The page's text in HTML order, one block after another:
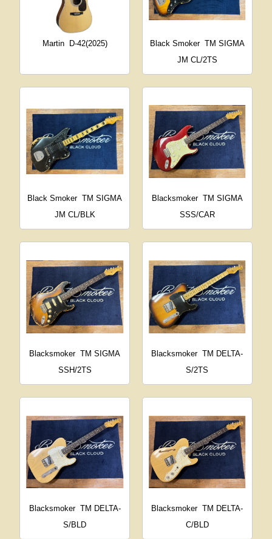
Martin D-42(2025) Black Smoker TM SIGMA
JM CL/2TS
Black Smoker TM SIGMA
JM CL/BLK
Blacksmoker TM SIGMA
SSS/CAR
Blacksmoker TM SIGMA
SSH/2TS
Blacksmoker TM DELTA-
S/2TS
Blacksmoker TM DELTA-
S/BLD
Blacksmoker TM DELTA-
C/BLD